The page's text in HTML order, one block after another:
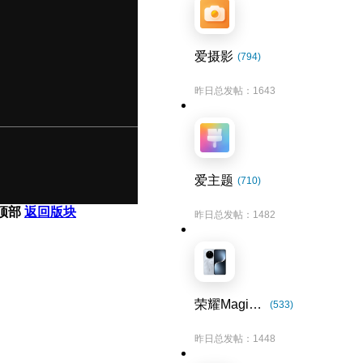
爱摄影 (794)
昨日总发帖：1643
爱主题 (710)
昨日总发帖：1482
荣耀Magic7系列 (533)
昨日总发帖：1448
部 返回版块